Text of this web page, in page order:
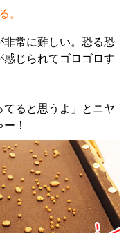
。
非常に難しい。恐る恐
じられてゴロゴロす
ると思うよ」とニヤ
！